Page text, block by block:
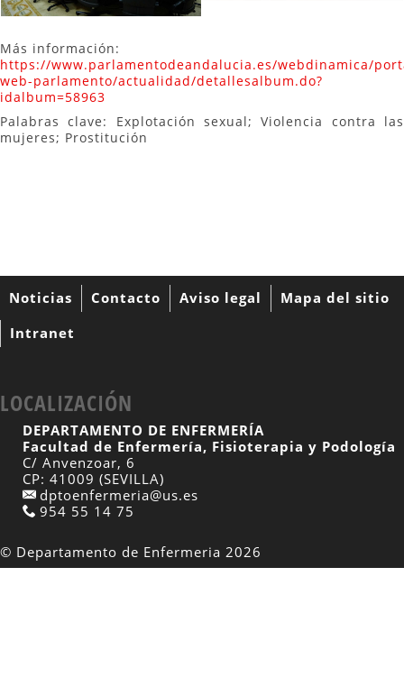
Más información:
https://www.parlamentodeandalucia.es/webdinamica/
web-parlamento/actualidad/detallesalbum.do?
idalbum=58963
Palabras clave: Explotación sexual; Violencia contra las
mujeres; Prostitución
Noticias Contacto Aviso legal
Mapa del sitio
Intranet
LOCALIZACIÓN
DEPARTAMENTO DE ENFERMERÍA
Facultad de Enfermería, Fisioterapia y Podología
C/ Anvenzoar, 6
CP: 41009 (SEVILLA)
dptoenfermeria@us.es
954 55 14 75
© Departamento de Enfermeria 2026